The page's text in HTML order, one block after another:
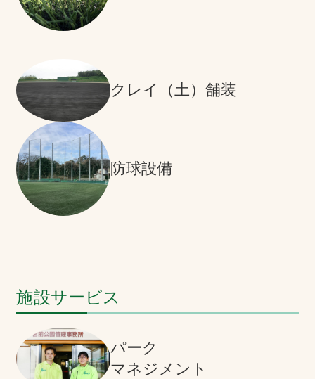
クレイ（土）舗装
防球設備
施設サービス
パーク
マネジメント